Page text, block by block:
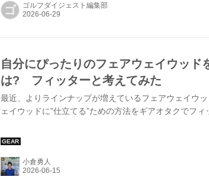
レポートするものです。
ゴ ゴルフダイジェスト編集部
自分にぴったりのフェアウェイウッド
は? フィッターと考えてみた
最近、よりラインナップが増えているフェアウェイウ
ェイウッドに”仕立てる”ための方法をギアオタクでフィ
小倉勇人